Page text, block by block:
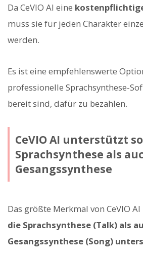
Da CeVIO AI eine
muss sie für jeden Charakter
werden.
Es ist eine empfehlenswerte
professionelle Sprachsynthese-
bereit sind, dafür zu bezahlen.
CeVIO AI unterstützt
Sprachsynthese als
Gesangssynthese
Das größte Merkmal von CeVIO AI
die Sprachsynthese (Talk) als
Gesangssynthese (Song)